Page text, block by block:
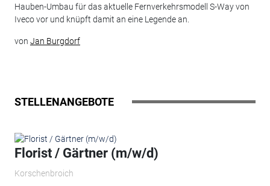
Hauben-Umbau für das aktuelle Fernverkehrsmodell S-Way von
Iveco vor und knüpft damit an eine Legende an.
von Jan Burgdorf
STELLENANGEBOTE
Florist / Gärtner (m/w/d)
Korschenbroich